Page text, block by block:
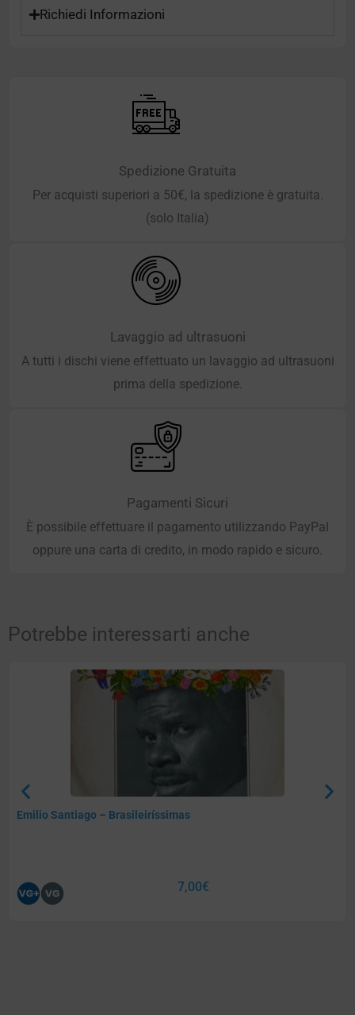
Richiedi Informazioni
Spedizione Gratuita
Per acquisti superiori a 50€, la spedizione è gratuita.
(solo Italia)
Lavaggio ad ultrasuoni
A tutti i dischi viene effettuato un lavaggio ad ultrasuoni
prima della spedizione.
Pagamenti Sicuri
È possibile effettuare il pagamento utilizzando PayPal
oppure una carta di credito, in modo rapido e sicuro.
Potrebbe interessarti anche
Emilio Santiago – Brasileiríssimas
7,00€